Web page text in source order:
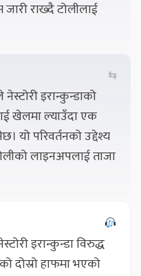
जारी राख्दै टोलीलाई
⇆
इरान्कुन्डाको
खेलमा ल्याउँदा एक
यो परिवर्तनको उद्देश्य
लाइनअपलाई ताजा
इरान्कुन्डा विरुद्ध
दोस्रो हाफमा भएको